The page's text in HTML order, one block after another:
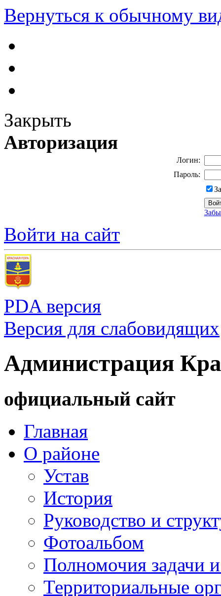
Вернуться к обычному
Закрыть
Авторизация
Логин:
Пароль:
Войти на сайт
PDA версия
Версия для слабовидящих
Администрация
официальный сайт
Главная
О районе
Устав
История
Руководство и
Фотоальбом
Полномочия задачи
Территориальные